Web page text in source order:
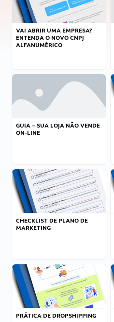
VAI ABRIR UMA EMPRESA?
ENTENDA O NOVO CNPJ
ALFANUMÉRICO
GUIA – SUA LOJA NÃO VENDE
ON-LINE
CHECKLIST DE PLANO DE
MARKETING
PRÁTICA DE DROPSHIPPING